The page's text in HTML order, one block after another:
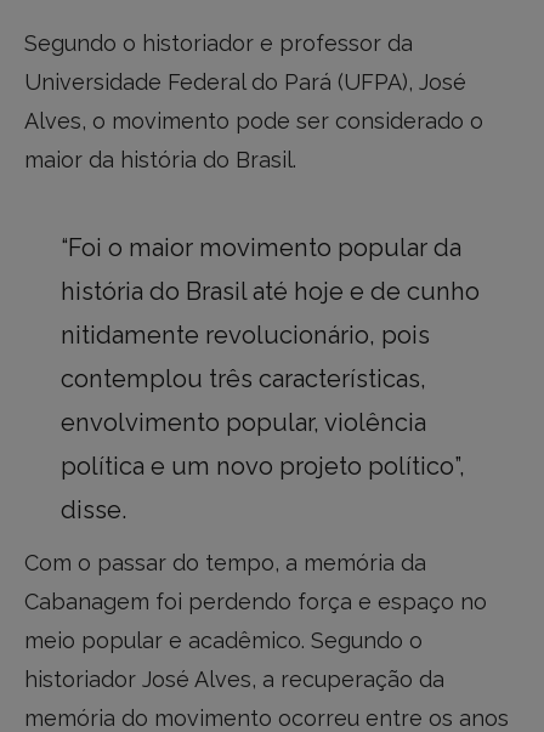
Segundo o historiador e professor da
Universidade Federal do Pará (UFPA), José
Alves, o movimento pode ser considerado o
maior da história do Brasil.
“Foi o maior movimento popular da
história do Brasil até hoje e de cunho
nitidamente revolucionário, pois
contemplou três características,
envolvimento popular, violência
política e um novo projeto político”,
disse.
Com o passar do tempo, a memória da
Cabanagem foi perdendo força e espaço no
meio popular e acadêmico. Segundo o
historiador José Alves, a recuperação da
memória do movimento ocorreu entre os anos